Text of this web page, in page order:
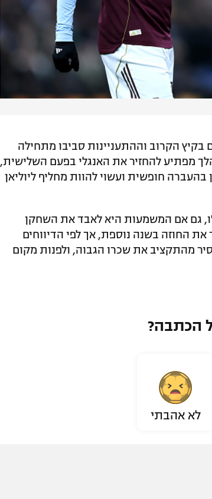
הקרוב וההתעניינות סביבו מתחילה
מפתיע להחזיר את האנגלי בפעם השלישית,
חופשית ועשוי להוות מחליף ליוליאן
גם אם המשמעות היא לאבד את השחקן
את החוזה בשנה נוספת, אך לפי הדיווחים
מהתקציב את שכרו הגבוה, ולפנות מקום
הכתבה?
לא אהבתי